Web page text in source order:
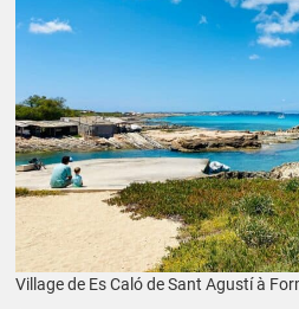
Village de Es Caló de Sant Agustí à